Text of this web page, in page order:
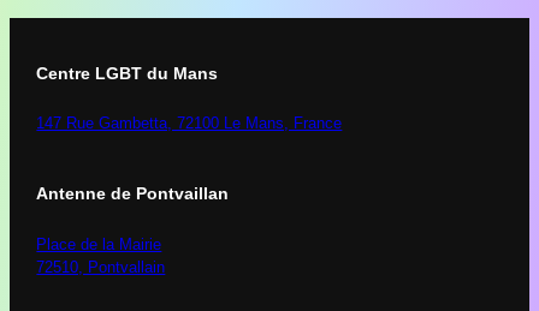
Centre LGBT du Mans
147 Rue Gambetta, 72100 Le Mans, France
Antenne de Pontvaillan
Place de la Mairie
72510, Pontvallain